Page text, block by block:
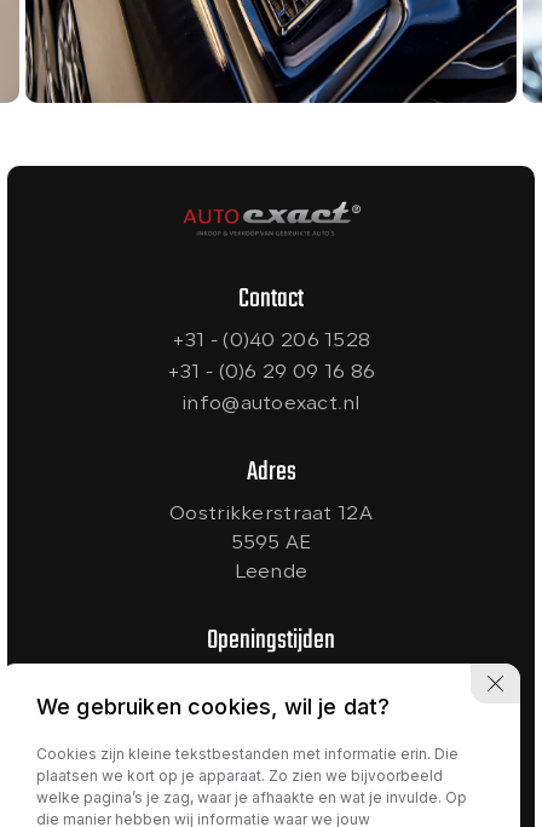
Contact
+31 - (0)40 206 1528
+31 - (0)6 29 09 16 86
info@autoexact.nl
Adres
Oostrikkerstraat 12A
5595 AE
Leende
Openingstijden
Zaterdag:
10:00 - 17:00
Zondag:
Gesloten
We gebruiken cookies, wil je dat?
Cookies zijn kleine tekstbestanden met informatie erin. Die
plaatsen we kort op je apparaat. Zo zien we bijvoorbeeld
welke pagina’s je zag, waar je afhaakte en wat je invulde. Op
die manier hebben wij informatie waar we jouw